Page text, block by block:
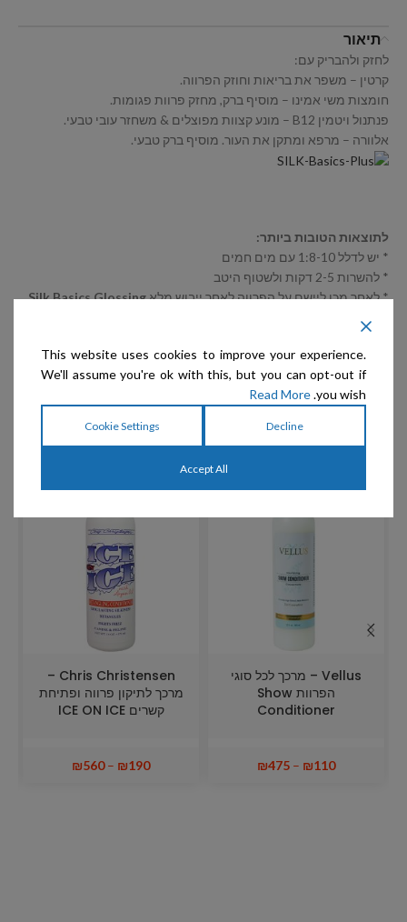
תיאור
לחזק ולהבריק עם:
קרטין – משפר את בריאות וחוזק הפרווה.
חומצות משי אמינו – מוסיף ברק, מחזק פרוות פגומות.
פנתנול ויטמין B12 – מונע קצוות מפוצלים & משחזר עובי טבעי.
אלוורה – מרפא ומתקן את העור. מוסיף ברק טבעי.
לתוצאות הטובות ביותר:
* יש לדלל 1:8-10 עם מים חמים
* להשרות 2-5 דקות ולשטוף היטב
* לאחר מכן ליישם על הפרווה לאחר ייבוש מלאSilk Basics Glossing
Spray PLUS
* במקרה ומשמנים בין התערוכות מומלץ להשתמש ב
Factor 0 Shampooכחפיפה ראשונה להורדת השמן.
מוצרים קשורים
Vellus – מרכך לכל סוגי
הפרוות Show
Conditioner
₪110
–
₪475
Chris Christensen –
מרכך לתיקון פרווה ופתיחת
קשרים ICE ON ICE
₪190
–
₪560
This website uses cookies to improve your experience.
We'll assume you're ok with this, but you can opt-out if
you wish.
Read More
Decline
Cookie Settings
Accept All